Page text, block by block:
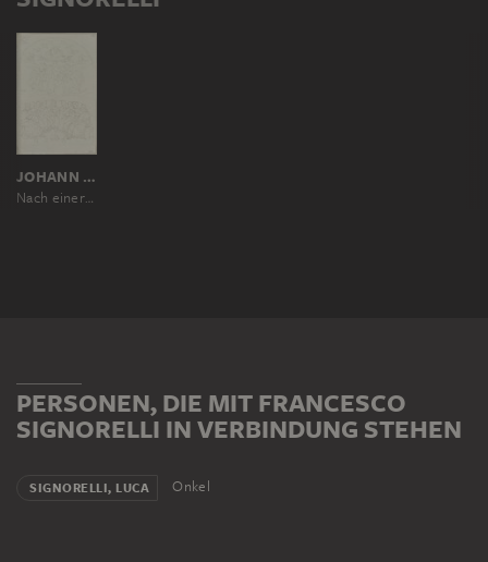
JOHANN ANTON RAMBOUX, NACH FRANCESCO SIGNORELLI
Nach einer Tafel in einer Franziskanerkirche in Gubbio
PERSONEN, DIE MIT FRANCESCO
SIGNORELLI IN VERBINDUNG STEHEN
SIGNORELLI, LUCA Onkel